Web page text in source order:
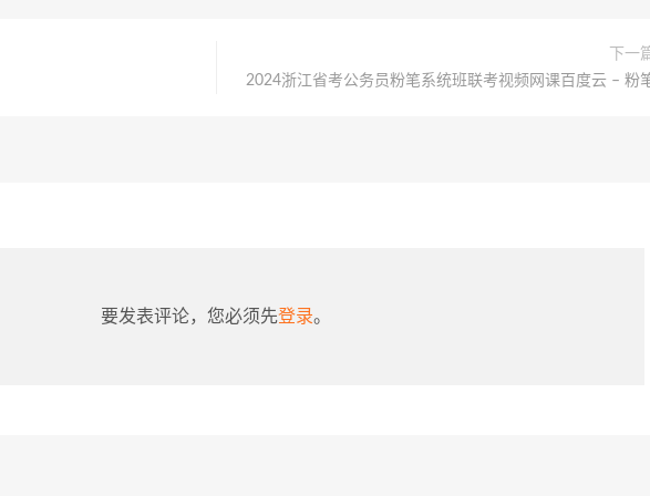
下一
2024浙江省考公务员粉笔系统班联考视频网课百度云 – 粉
要发表评论，您必须先登录。